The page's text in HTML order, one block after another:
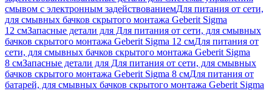
смывом с электронным задействованиемДля питания от сети,
для смывных бачков скрытого монтажа Geberit Sigma
12 смЗапасные детали для Для питания от сети, для смывных
бачков скрытого монтажа Geberit Sigma 12 смДля питания от
сети, для смывных бачков скрытого монтажа Geberit Sigma
8 смЗапасные детали для Для питания от сети, для смывных
бачков скрытого монтажа Geberit Sigma 8 смДля питания от
батарей, для смывных бачков скрытого монтажа Geberit Sigma